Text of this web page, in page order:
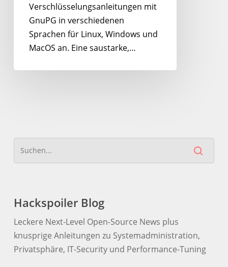
Verschlüsselungsanleitungen mit
GnuPG in verschiedenen
Sprachen für Linux, Windows und
MacOS an. Eine saustarke,…
Hackspoiler Blog
Leckere Next-Level Open-Source News plus
knusprige Anleitungen zu Systemadministration,
Privatsphäre, IT-Security und Performance-Tuning